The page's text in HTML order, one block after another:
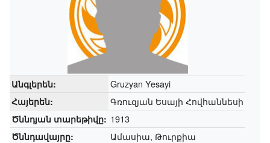
Անգլերեն: Gruzyan Yesayi
Հայերեն: Գռուզյան Եսայի Հովհաննեսի
Ծննդյան տարեթիվը: 1913
Ծննդավայրը: Ամասիա, Թուրքիա